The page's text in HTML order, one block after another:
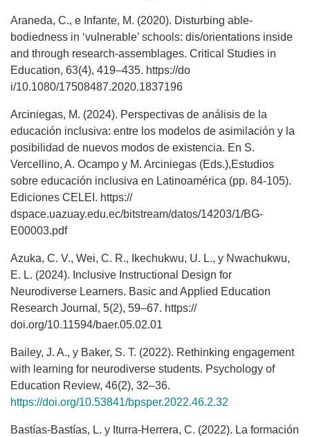
Araneda, C., e Infante, M. (2020). Disturbing able-
bodiedness in ‘vulnerable’ schools: dis/orientations inside
and through research-assemblages. Critical Studies in
Education, 63(4), 419–435. https://do
i/10.1080/17508487.2020.1837196
Arciniegas, M. (2024). Perspectivas de análisis de la
educación inclusiva: entre los modelos de asimilación y la
posibilidad de nuevos modos de existencia. En S.
Vercellino, A. Ocampo y M. Arciniegas (Eds.),Estudios
sobre educación inclusiva en Latinoamérica (pp. 84-105).
Ediciones CELEI. https://
dspace.uazuay.edu.ec/bitstream/datos/14203/1/BG-
E00003.pdf
Azuka, C. V., Wei, C. R., Ikechukwu, U. L., y Nwachukwu,
E. L. (2024). Inclusive Instructional Design for
Neurodiverse Learners. Basic and Applied Education
Research Journal, 5(2), 59–67. https://
doi.org/10.11594/baer.05.02.01
Bailey, J. A., y Baker, S. T. (2022). Rethinking engagement
with learning for neurodiverse students. Psychology of
Education Review, 46(2), 32–36.
https://doi.org/10.53841/bpsper.2022.46.2.32
Bastías-Bastías, L. y Iturra-Herrera, C. (2022). La formación